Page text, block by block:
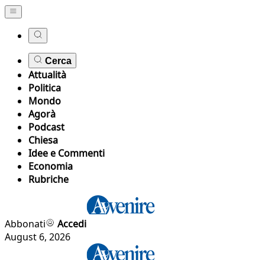
Cerca
Attualità
Politica
Mondo
Agorà
Podcast
Chiesa
Idee e Commenti
Economia
Rubriche
Abbonati
Accedi
August 6, 2026